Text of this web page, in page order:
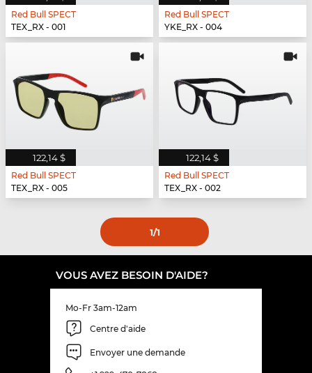
Red Bull SPECT
TEX_RX - 001
Red Bull SPECT
YKE_RX - 004
122,14 $
Red Bull SPECT
TEX_RX - 005
122,14 $
Red Bull SPECT
TEX_RX - 002
1/1
VOUS AVEZ BESOIN D'AIDE?
Mo-Fr 3am-12am
Centre d'aide
Envoyer une demande